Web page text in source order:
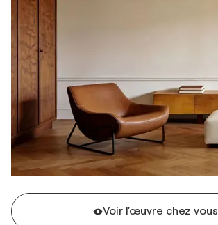
Voir l'œuvre chez vous